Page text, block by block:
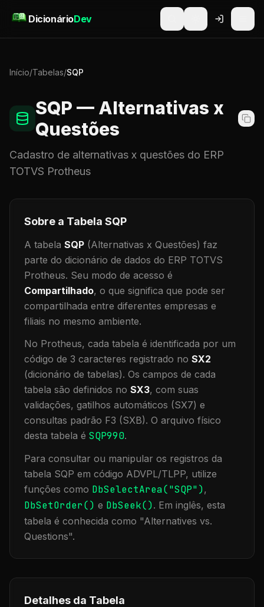
DicionárioDev
Início/Tabelas/SQP
SQP — Alternativas x
Questões
Cadastro de alternativas x questões do ERP
TOTVS Protheus
Sobre a Tabela SQP
A tabela SQP (Alternativas x Questões) faz
parte do dicionário de dados do ERP TOTVS
Protheus. Seu modo de acesso é
Compartilhado, o que significa que pode ser
compartilhada entre diferentes empresas e
filiais no mesmo ambiente.
No Protheus, cada tabela é identificada por um
código de 3 caracteres registrado no SX2
(dicionário de tabelas). Os campos de cada
tabela são definidos no SX3, com suas
validações, gatilhos automáticos (SX7) e
consultas padrão F3 (SXB). O arquivo físico
desta tabela é SQP990.
Para consultar ou manipular os registros da
tabela SQP em código ADVPL/TLPP, utilize
funções como DbSelectArea("SQP"),
DbSetOrder() e DbSeek(). Em inglês, esta
tabela é conhecida como "Alternatives vs.
Questions".
Detalhes da Tabela